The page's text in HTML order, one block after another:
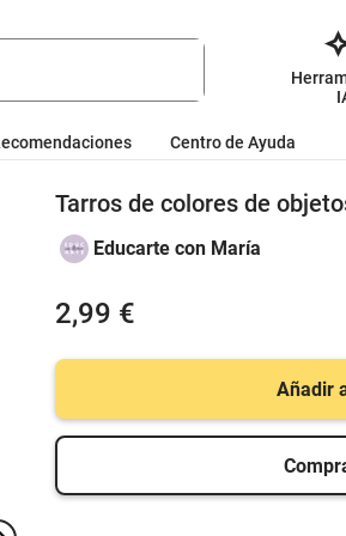
Centro de Ayuda
Tarros de colores de
Educarte con María
2,99 €
Añadir